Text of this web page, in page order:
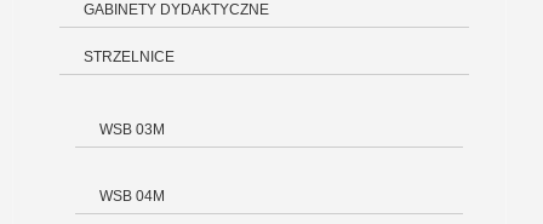
GABINETY DYDAKTYCZNE
STRZELNICE
WSB 03M
WSB 04M